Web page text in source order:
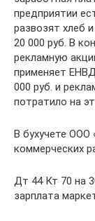
предприятии
развозят хлеб
20 000 руб. В
рекламную
применяет
000 руб. и
потратило на
В бухучете ООО
коммерческих
Дт 44 Кт 70 на
зарплата